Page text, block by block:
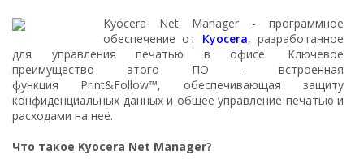
Kyocera Net Manager - программное
обеспечение от Kyocera, разработанное
для управления печатью в офисе. Ключевое
преимущество этого ПО - встроенная
функция Print&Follow™, обеспечивающая защиту
конфиденциальных данных и общее управление печатью и
расходами на неё.
Что такое Kyocera Net Manager?